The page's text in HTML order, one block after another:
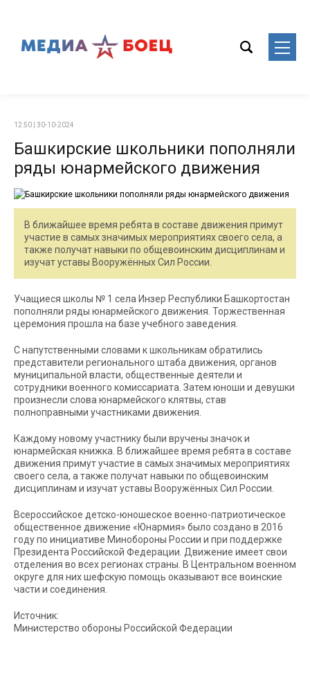
12:50 | 30-10-2024
Башкирские школьники пополняли
ряды юнармейского движения
В ближайшее время ребята в составе движения примут
участие в самых значимых мероприятиях своего села, а
также получат навыки по общевоинским дисциплинам и
изучат уставы Вооружённых Сил России.
Учащиеся школы № 1 села Инзер Республики Башкортостан
пополняли ряды юнармейского движения. Торжественная
церемония прошла на базе учебного заведения.
С напутственными словами к школьникам обратились
представители регионального штаба движения, органов
муниципальной власти, общественные деятели и
сотрудники военного комиссариата. Затем юноши и девушки
произнесли слова юнармейского клятвы, став
полноправными участниками движения.
Каждому новому участнику были вручены значок и
юнармейская книжка. В ближайшее время ребята в составе
движения примут участие в самых значимых мероприятиях
своего села, а также получат навыки по общевоинским
дисциплинам и изучат уставы Вооружённых Сил России.
Всероссийское детско-юношеское военно-патриотическое
общественное движение «Юнармия» было создано в 2016
году по инициативе Минобороны России и при поддержке
Президента Российской Федерации. Движение имеет свои
отделения во всех регионах страны. В Центральном военном
округе для них шефскую помощь оказывают все воинские
части и соединения.
Источник:
Министерство обороны Российской Федерации